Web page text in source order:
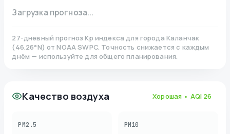
Загрузка прогноза...
27-дневный прогноз Kp индекса для города Каланчак
(46.26°N)от NOAA SWPC. Точность снижается с каждым
днём — используйте для общего планирования.
Качество воздуха Хорошая • AQI 26
PM2.5 PM10